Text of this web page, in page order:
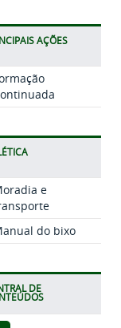
AÇÕES
e
do bixo
DE